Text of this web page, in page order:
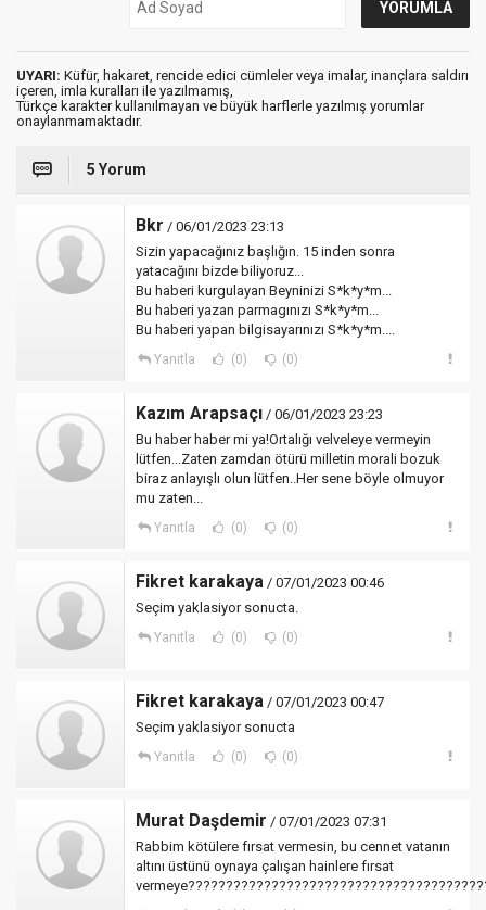
UYARI: Küfür, hakaret, rencide edici cümleler veya imalar, inançlara saldırı
içeren, imla kuralları ile yazılmamış,
Türkçe karakter kullanılmayan ve büyük harflerle yazılmış yorumlar
onaylanmamaktadır.
5 Yorum
Bkr / 06/01/2023 23:13
Sizin yapacağınız başlığın. 15 inden sonra
yatacağını bizde biliyoruz...
Bu haberi kurgulayan Beyninizi S*k*y*m...
Bu haberi yazan parmagınızı S*k*y*m...
Bu haberi yapan bilgisayarınızı S*k*y*m....
Yanıtla (0) (0)
Kazım Arapsaçı / 06/01/2023 23:23
Bu haber haber mi ya!Ortalığı velveleye vermeyin
lütfen...Zaten zamdan ötürü milletin morali bozuk
biraz anlayışlı olun lütfen..Her sene böyle olmuyor
mu zaten...
Yanıtla (0) (0)
Fikret karakaya / 07/01/2023 00:46
Seçim yaklasiyor sonucta.
Yanıtla (0) (0)
Fikret karakaya / 07/01/2023 00:47
Seçim yaklasiyor sonucta
Yanıtla (0) (0)
Murat Daşdemir / 07/01/2023 07:31
Rabbim kötülere fırsat vermesin, bu cennet vatanın
altını üstünü oynaya çalışan hainlere fırsat